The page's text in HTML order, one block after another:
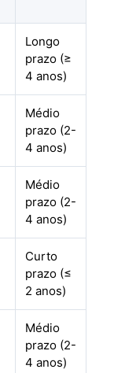
Longo
prazo (≥
4 anos)
Médio
prazo (2-
4 anos)
Médio
prazo (2-
4 anos)
Curto
prazo (≤
2 anos)
Médio
prazo (2-
4 anos)